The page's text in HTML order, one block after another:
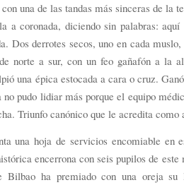
una de las tandas más sinceras de la
a coronada, diciendo sin palabras:
Dos derrotes secos, uno en cada
norte a sur, con un feo gañafón a la
una épica estocada a cara o cruz.
no pudo lidiar más porque el equipo
Triunfo canónico que le acredita
una hoja de servicios encomiable en
encerrona con seis pupilos de
Bilbao ha premiado con una oreja